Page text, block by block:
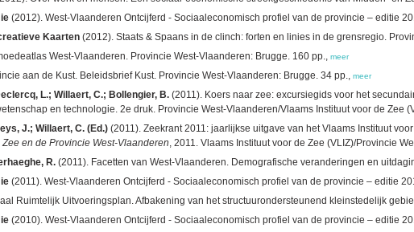
(2012). West-Vlaanderen Ontcijferd - Sociaaleconomisch profiel van de provincie – editie
Kaarten (2012). Staats & Spaans in de clinch: forten en linies in de grensregio.
West-Vlaanderen. Provincie West-Vlaanderen: Brugge. 160 pp., meer
aan de Kust. Beleidsbrief Kust. Provincie West-Vlaanderen: Brugge. 34 pp., meer
L.; Willaert, C.; Bollengier, B. (2011). Koers naar zee: excursiegids voor het
en technologie. 2e druk. Provincie West-Vlaanderen/Vlaams Instituut voor de Zee
J.; Willaert, C. (Ed.) (2011). Zeekrant 2011: jaarlijkse uitgave van het Vlaams Instituut
en de Provincie West-Vlaanderen, 2011. Vlaams Instituut voor de Zee (VLIZ)/Provincie
R. (2011). Facetten van West-Vlaanderen. Demografische veranderingen en
(2011). West-Vlaanderen Ontcijferd - Sociaaleconomisch profiel van de provincie – editie
Ruimtelijk Uitvoeringsplan. Afbakening van het structuurondersteunend kleinstedelijk
(2010). West-Vlaanderen Ontcijferd - Sociaaleconomisch profiel van de provincie – editie